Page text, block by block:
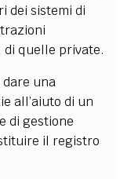
dei sistemi di
di quelle private.
dare una
all’aiuto di un
di gestione
il registro